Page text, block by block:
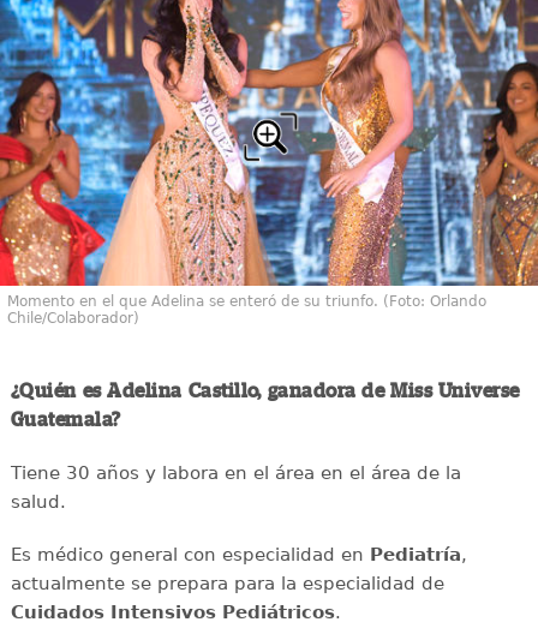
Momento en el que Adelina se enteró de su triunfo. (Foto: Orlando
Chile/Colaborador)
¿Quién es Adelina Castillo, ganadora de Miss Universe
Guatemala?
Tiene 30 años y labora en el área en el área de la
salud.
Es médico general con especialidad en Pediatría,
actualmente se prepara para la especialidad de
Cuidados Intensivos Pediátricos.